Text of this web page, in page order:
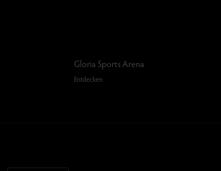
Gloria Sports Arena
Entdecken